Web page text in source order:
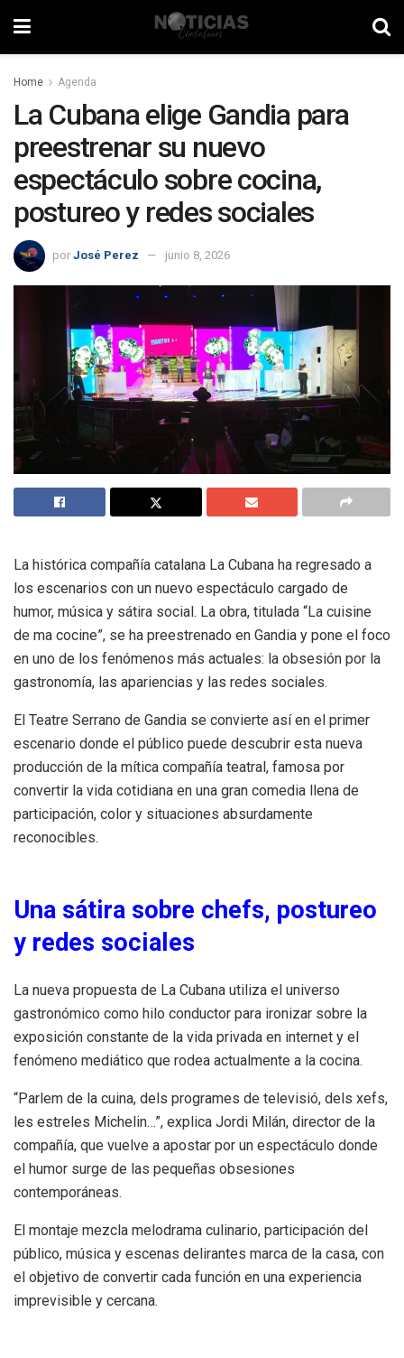
Home Agenda
La Cubana elige Gandia para
preestrenar su nuevo
espectáculo sobre cocina,
postureo y redes sociales
por José Perez junio 8, 2026
La histórica compañía catalana La Cubana ha regresado a
los escenarios con un nuevo espectáculo cargado de
humor, música y sátira social. La obra, titulada “La cuisine
de ma cocine”, se ha preestrenado en Gandia y pone el foco
en uno de los fenómenos más actuales: la obsesión por la
gastronomía, las apariencias y las redes sociales.
El Teatre Serrano de Gandia se convierte así en el primer
escenario donde el público puede descubrir esta nueva
producción de la mítica compañía teatral, famosa por
convertir la vida cotidiana en una gran comedia llena de
participación, color y situaciones absurdamente
reconocibles.
Una sátira sobre chefs, postureo
y redes sociales
La nueva propuesta de La Cubana utiliza el universo
gastronómico como hilo conductor para ironizar sobre la
exposición constante de la vida privada en internet y el
fenómeno mediático que rodea actualmente a la cocina.
“Parlem de la cuina, dels programes de televisió, dels xefs,
les estreles Michelin…”, explica Jordi Milán, director de la
compañía, que vuelve a apostar por un espectáculo donde
el humor surge de las pequeñas obsesiones
contemporáneas.
El montaje mezcla melodrama culinario, participación del
público, música y escenas delirantes marca de la casa, con
el objetivo de convertir cada función en una experiencia
imprevisible y cercana.